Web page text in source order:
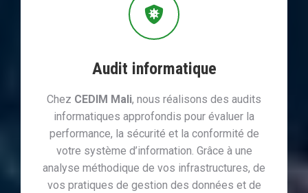
Audit informatique
Chez CEDIM Mali, nous réalisons des audits
informatiques approfondis pour évaluer la
performance, la sécurité et la conformité de
votre système d’information. Grâce à une
analyse méthodique de vos infrastructures, de
vos pratiques de gestion des données et de